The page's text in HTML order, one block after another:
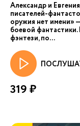
Александр и
писателей-
оружия нет имени»
боевой
фэнтези, по...
319 ₽